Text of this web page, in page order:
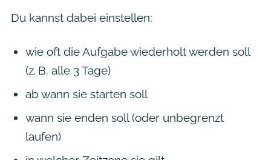
Du kannst dabei einstellen:
wie oft die Aufgabe wiederholt werden soll
(z. B. alle 3 Tage)
ab wann sie starten soll
wann sie enden soll (oder unbegrenzt
laufen)